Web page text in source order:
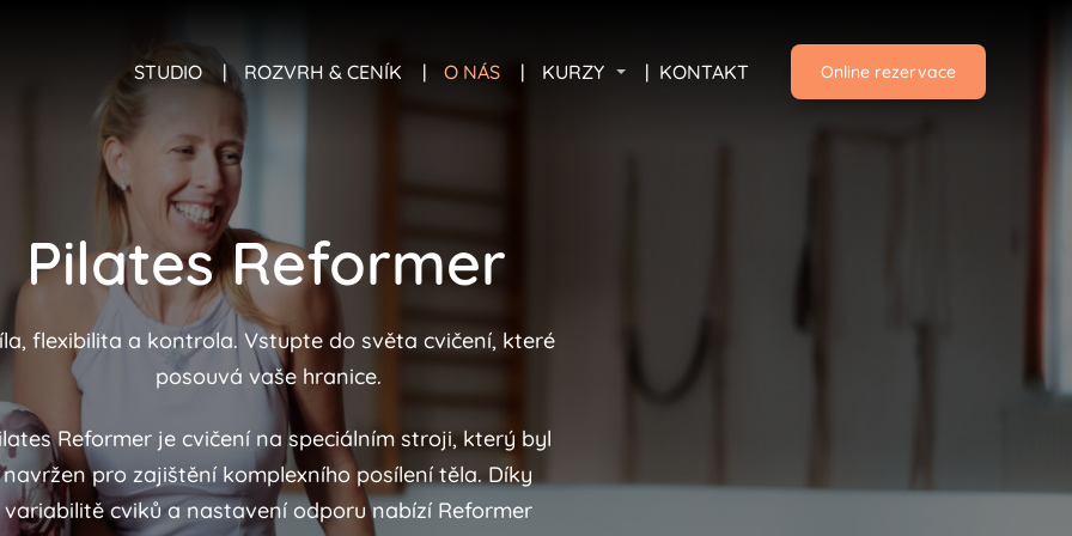
STUDIO ROZVRH & CENÍK O NÁS KURZY KONTAKT Online rezervace
Pilates Reformer
flexibilita a kontrola. Vstupte do světa cvičení, které
posouvá vaše hranice.
Reformer je cvičení na speciálním stroji, který byl
navržen pro zajištění komplexního posílení těla. Díky
variabilitě cviků a nastavení odporu nabízí Reformer